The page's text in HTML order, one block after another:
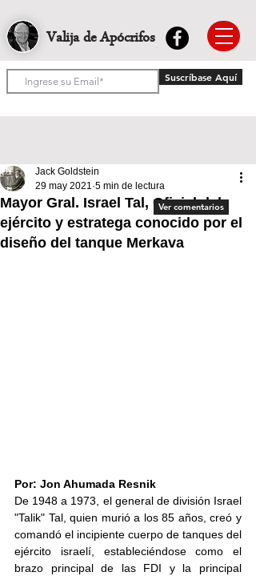
Valija de Apócrifos
Suscríbase Aquí
Mayor Gral. Israel Tal, Oficial del
ejército y estratega conocido por el
diseño del tanque Merkava
Jack Goldstein
29 may 2021 5 min de lectura
Por: Jon Ahumada Resnik
De 1948 a 1973, el general de división Israel
"Talik" Tal, quien murió a los 85 años, creó y
comandó el incipiente cuerpo de tanques del
ejército israelí, estableciéndose como el
brazo principal de las FDI y la principal
Ver comentarios